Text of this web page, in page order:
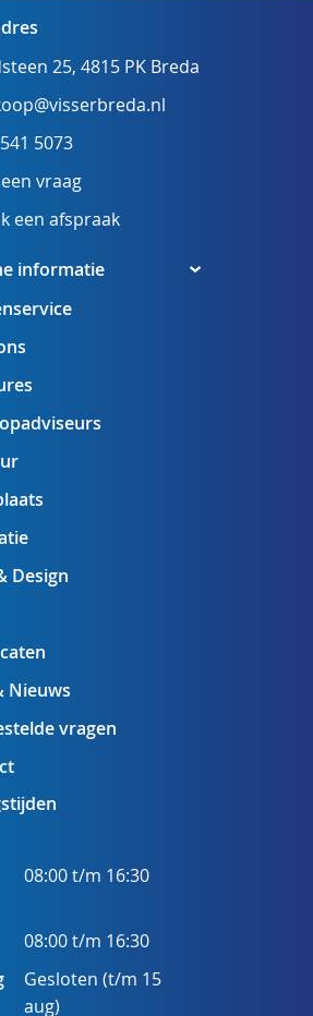
informatie
Design
Nieuws
vragen
25, 4815 PK Breda
5073
vraag
een afspraak
08:00 t/m 16:30
08:00 t/m 16:30
Gesloten (t/m 15
aug)